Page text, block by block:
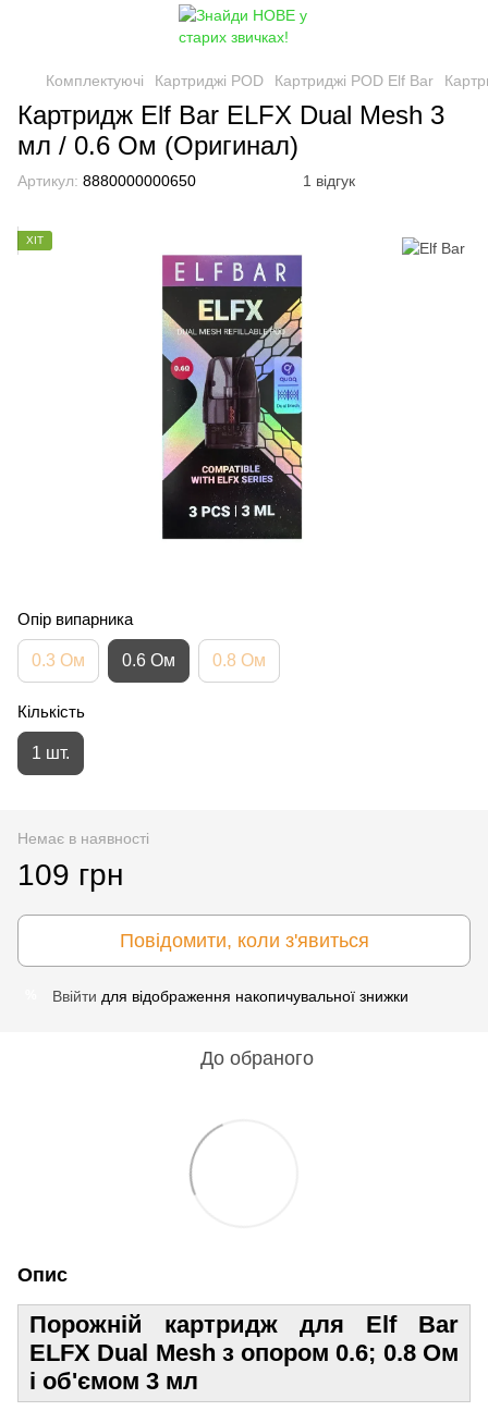
Комплектуючі Картриджі POD Картриджі POD Elf Bar
Картридж Elf Bar ELFX Dual Mesh 3
мл / 0.6 Ом (Оригинал)
Артикул: 8880000000650 1 відгук
ХІТ
Опір випарника
0.3 Ом 0.6 Ом 0.8 Ом
Кількість
1 шт.
Немає в наявності
109 грн
Повідомити, коли з'явиться
Ввійти для відображення накопичувальної знижки
До обраного
Опис
Порожній картридж для Elf Bar
ELFX Dual Mesh з опором 0.6; 0.8 Ом
і об'ємом 3 мл